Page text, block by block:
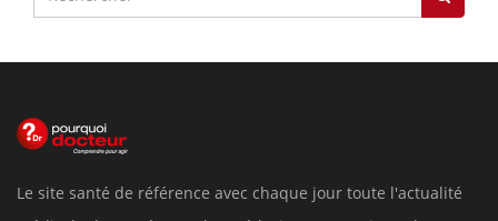
Le site santé de référence avec chaque jour toute l'actualité